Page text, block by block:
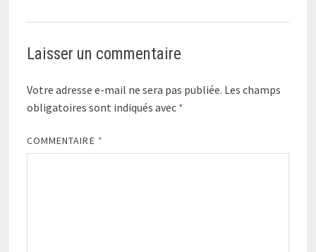
Laisser un commentaire
Votre adresse e-mail ne sera pas publiée. Les champs
obligatoires sont indiqués avec *
COMMENTAIRE *